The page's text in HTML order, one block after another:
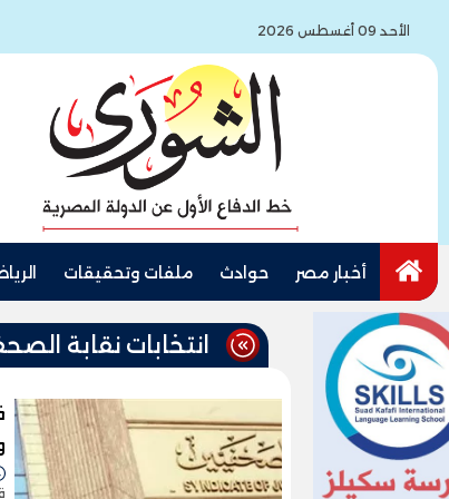
الأحد 09 أغسطس 2026
أخبار مصر حوادث ملفات وتحقيقات
انتخابات نقابة